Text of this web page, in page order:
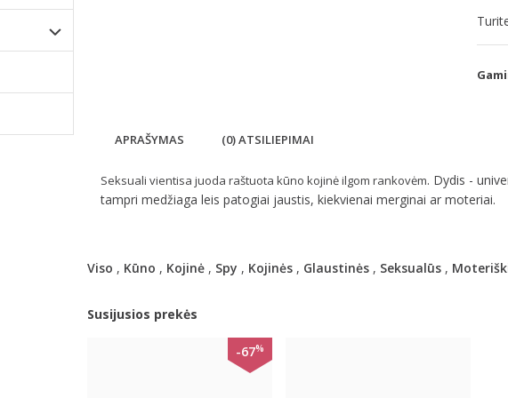
APRAŠYMAS (0) ATSILIEPIMAI
Seksuali vientisa juoda raštuota kūno kojinė ilgom rankovėm. Dydis -
tampri medžiaga leis patogiai jaustis, kiekvienai merginai ar moteriai.
Viso , Kūno , Kojinė, Spy , Kojinės, Glaustinės, Seksualūs,
Susijusios prekės
-67%